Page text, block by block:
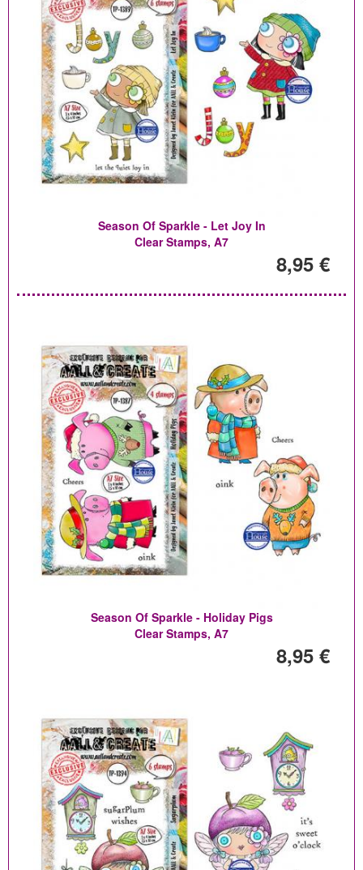
Season Of Sparkle - Let Joy In
Clear Stamps, A7
8,95 €
Season Of Sparkle - Holiday Pigs
Clear Stamps, A7
8,95 €